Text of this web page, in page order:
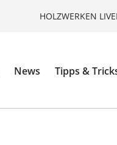
HOLZWERKEN LIVE
News Tipps &